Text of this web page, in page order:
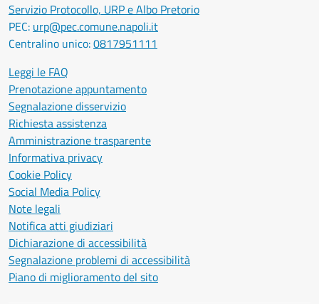
Servizio Protocollo, URP e Albo Pretorio
PEC: urp@pec.comune.napoli.it
Centralino unico:0817951111
Leggi le FAQ
Prenotazione appuntamento
Segnalazione disservizio
Richiesta assistenza
Amministrazione trasparente
Informativa privacy
Cookie Policy
Social Media Policy
Note legali
Notifica atti giudiziari
Dichiarazione di accessibilità
Segnalazione problemi di accessibilità
Piano di miglioramento del sito